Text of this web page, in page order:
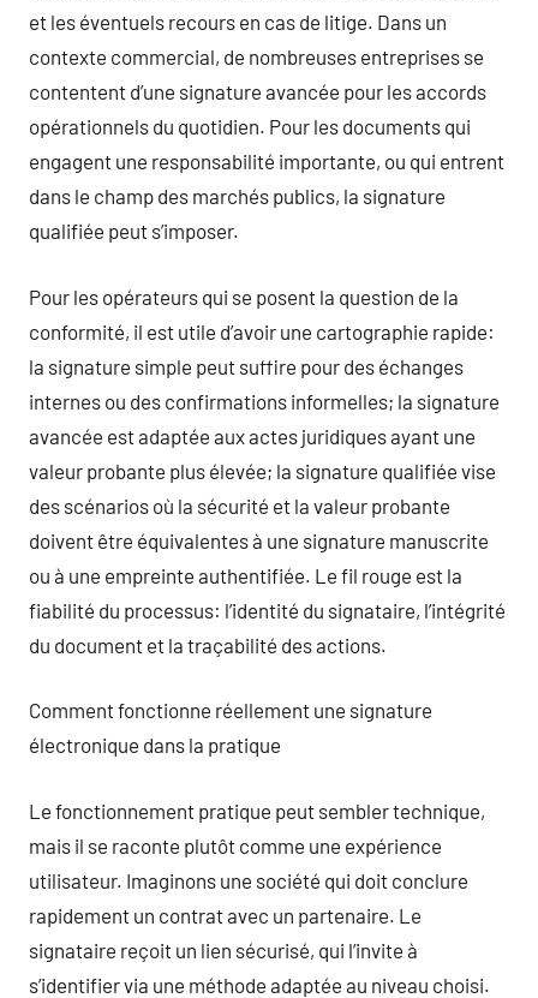
et les éventuels recours en cas de litige. Dans un
contexte commercial, de nombreuses entreprises se
contentent d’une signature avancée pour les accords
opérationnels du quotidien. Pour les documents qui
engagent une responsabilité importante, ou qui entrent
dans le champ des marchés publics, la signature
qualifiée peut s’imposer.
Pour les opérateurs qui se posent la question de la
conformité, il est utile d’avoir une cartographie rapide:
la signature simple peut suffire pour des échanges
internes ou des confirmations informelles; la signature
avancée est adaptée aux actes juridiques ayant une
valeur probante plus élevée; la signature qualifiée vise
des scénarios où la sécurité et la valeur probante
doivent être équivalentes à une signature manuscrite
ou à une empreinte authentifiée. Le fil rouge est la
fiabilité du processus: l’identité du signataire, l’intégrité
du document et la traçabilité des actions.
Comment fonctionne réellement une signature
électronique dans la pratique
Le fonctionnement pratique peut sembler technique,
mais il se raconte plutôt comme une expérience
utilisateur. Imaginons une société qui doit conclure
rapidement un contrat avec un partenaire. Le
signataire reçoit un lien sécurisé, qui l’invite à
s’identifier via une méthode adaptée au niveau choisi.